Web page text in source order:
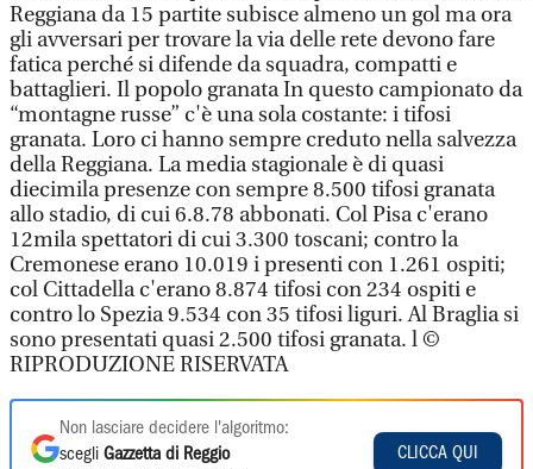
Reggiana da 15 partite subisce almeno un gol ma ora
gli avversari per trovare la via delle rete devono fare
fatica perché si difende da squadra, compatti e
battaglieri. Il popolo granata In questo campionato da
“montagne russe” c'è una sola costante: i tifosi
granata. Loro ci hanno sempre creduto nella salvezza
della Reggiana. La media stagionale è di quasi
diecimila presenze con sempre 8.500 tifosi granata
allo stadio, di cui 6.8.78 abbonati. Col Pisa c'erano
12mila spettatori di cui 3.300 toscani; contro la
Cremonese erano 10.019 i presenti con 1.261 ospiti;
col Cittadella c'erano 8.874 tifosi con 234 ospiti e
contro lo Spezia 9.534 con 35 tifosi liguri. Al Braglia si
sono presentati quasi 2.500 tifosi granata. l ©
RIPRODUZIONE RISERVATA
Non lasciare decidere l'algoritmo:
scegli Gazzetta di Reggio
CLICCA QUI